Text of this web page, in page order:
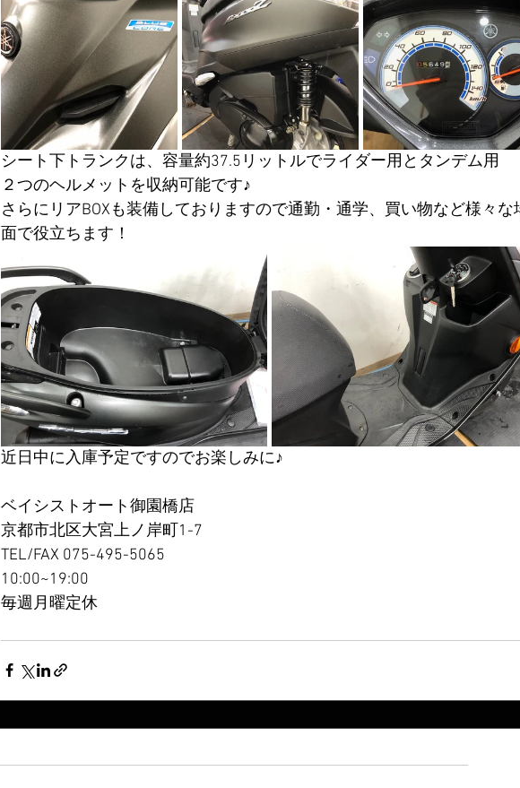
シート下トランクは、容量約37.5リットルでライダー用とタンデム用
２つのヘルメットを収納可能です♪
さらにリアBOXも装備しておりますので通勤・通学、買い物など様々な
面で役立ちます！
近日中に入庫予定ですのでお楽しみに♪
ベイシストオート御園橋店
京都市北区大宮上ノ岸町1-7
TEL/FAX 075-495-5065
10:00~19:00
毎週月曜定休